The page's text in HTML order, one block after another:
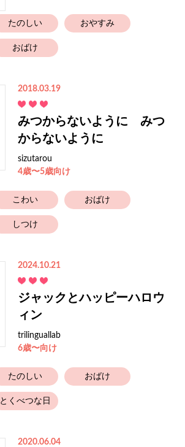
たのしい おやすみ
おばけ
2018.03.19
みつからないように みつ
からないように
sizutarou
4歳〜5歳向け
こわい おばけ
しつけ
2024.10.21
ジャックとハッピーハロウ
ィン
trilinguallab
6歳〜向け
たのしい おばけ
とくべつな日
2020.06.04